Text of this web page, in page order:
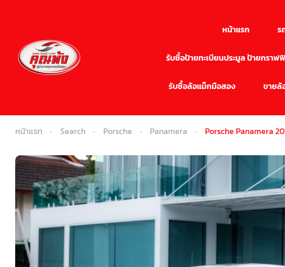
หน้าแรก ร
รับซื้อป้ายทะเบียนประมูล ป้ายกราฟ
รับซื้อล้อแม็กมือสอง ขายล้
หน้าแรก Search Porsche Panamera Porsche Panamera